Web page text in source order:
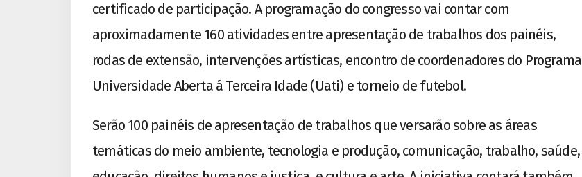
certificado de participação. A programação do congresso vai contar com
aproximadamente 160 atividades entre apresentação de trabalhos dos painéis,
rodas de extensão, intervenções artísticas, encontro de coordenadores do Programa
Universidade Aberta á Terceira Idade (Uati) e torneio de futebol.
Serão 100 painéis de apresentação de trabalhos que versarão sobre as áreas
temáticas do meio ambiente, tecnologia e produção, comunicação, trabalho, saúde,